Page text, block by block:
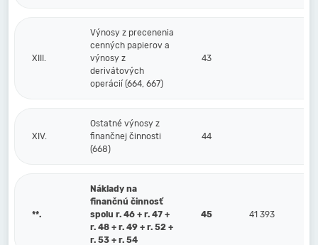
XIII.
Výnosy z precenenia
cenných papierov a
výnosy z
derivátových
operácií (664, 667)
43
XIV.
Ostatné výnosy z
finančnej činnosti
(668)
44
**.
Náklady na
finančnú činnosť
spolu r. 46 + r. 47 +
r. 48 + r. 49 + r. 52 +
r. 53 + r. 54
45 41 393